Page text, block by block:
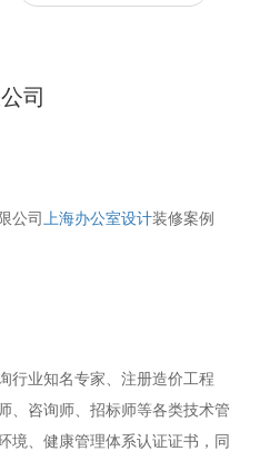
司
公司 上海办公室设计装修案例
行业知名专家、注册造价工程
、咨询师、招标师等各类技术管
境、健康管理体系认证证书，同